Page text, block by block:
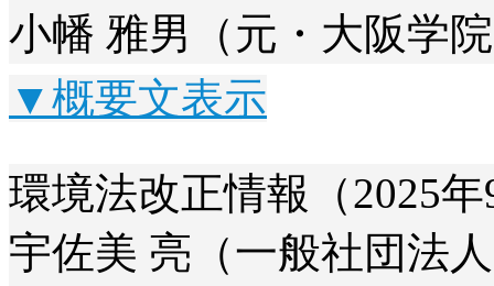
小幡 雅男（元・大阪学
▼概要文表示
環境法改正情報（2025
宇佐美 亮（一般社団法